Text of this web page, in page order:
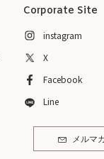
Corporate Site
instagram
X
Facebook
Line
メルマ